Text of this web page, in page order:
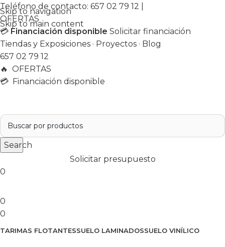
Skip to navigation
Skip to main content
Teléfono de contacto: 657 02 79 12
OFERTAS
💳 Financiación disponible Solicitar financiación
Tiendas y Exposiciones · Proyectos · Blog
657 02 79 12
🔥 OFERTAS
💳 Financiación disponible
Search
Solicitar presupuesto
0
0
0
TARIMAS FLOTANTESSUELO LAMINADOSSUELO VINÍLICO